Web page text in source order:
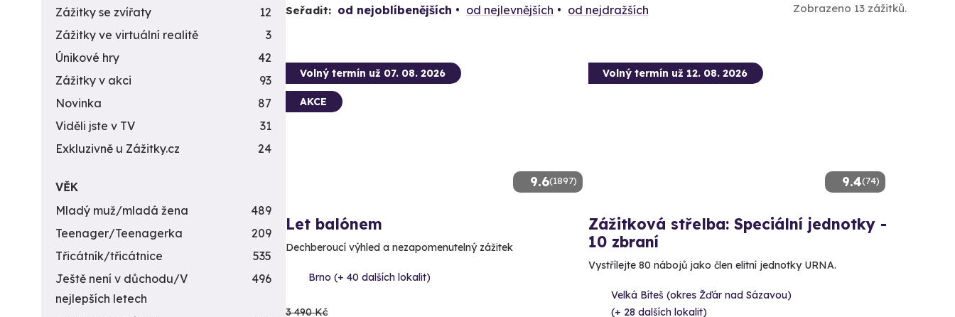
Seřadit: od nejoblíbenějších od nejlevnějších od nejdražších Zobrazeno 13 zážitků.
9.6(1897)
Volný termín už 07. 08. 2026
AKCE
Let balónem
Dechberoucí výhled a nezapomenutelný zážitek
Brno (+ 40 dalších lokalit)
3 490 Kč
9.4(74)
Volný termín už 12. 08. 2026
Zážitková střelba: Speciální jednotky -
10 zbraní
Vystřílejte 80 nábojů jako člen elitní jednotky URNA.
Velká Bíteš (okres Žďár nad Sázavou)
(+ 28 dalších lokalit)
Zážitky se zvířaty
12
Zážitky ve virtuální realitě
3
Únikové hry
42
Zážitky v akci
93
Novinka
87
Viděli jste v TV
31
Exkluzivně u Zážitky.cz
24
VĚK
Mladý muž/mladá žena
489
Teenager/Teenagerka
209
Třicátník/třicátnice
535
Ještě není v důchodu/V
nejlepších letech
496